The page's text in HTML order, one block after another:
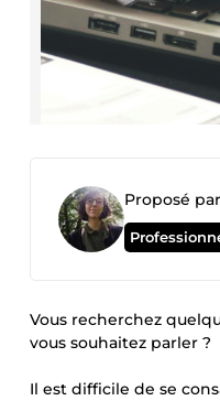
Proposé par
Vous recherchez
vous souhaitez parler ?
Il est difficile de se